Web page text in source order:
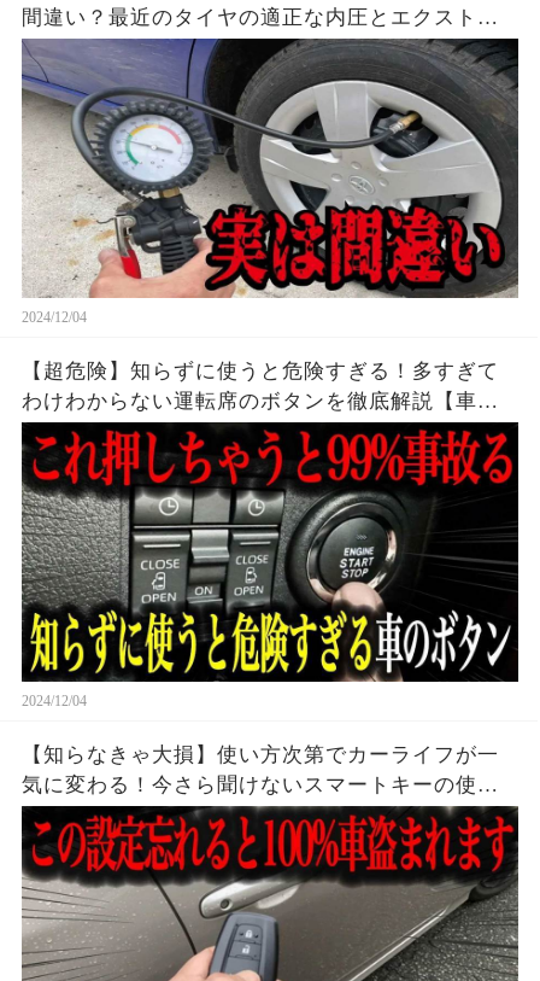
間違い？最近のタイヤの適正な内圧とエクストラ
ロードについて日本一わかりやすく説明します。
2024/12/04
【超危険】知らずに使うと危険すぎる！多すぎて
わけわからない運転席のボタンを徹底解説【車解
説】
2024/12/04
【知らなきゃ大損】使い方次第でカーライフが一
気に変わる！今さら聞けないスマートキーの使い
方を徹底解説【車解説】